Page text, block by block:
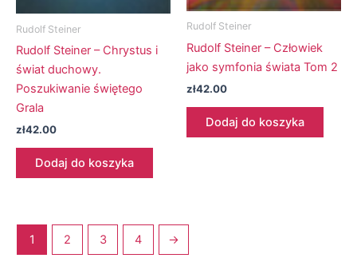
Rudolf Steiner
Rudolf Steiner – Chrystus i
świat duchowy.
Poszukiwanie świętego
Grala
zł42.00
Dodaj do koszyka
Rudolf Steiner
Rudolf Steiner – Człowiek
jako symfonia świata Tom 2
zł42.00
Dodaj do koszyka
1 2 3 4 →